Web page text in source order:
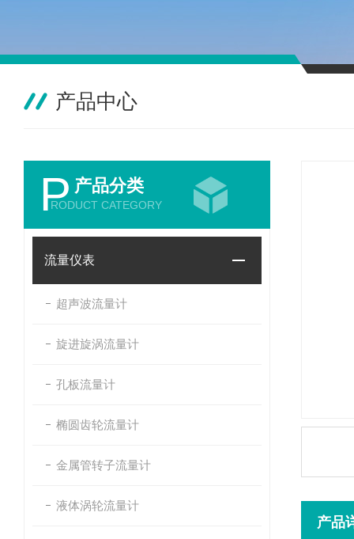
产品中心
P 产品分类
RODUCT CATEGORY
流量仪表
超声波流量计
旋进旋涡流量计
孔板流量计
椭圆齿轮流量计
金属管转子流量计
液体涡轮流量计
产品